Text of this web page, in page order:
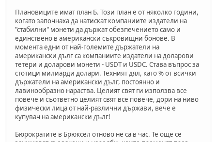
Плановиците имат план Б. Този план е от няколко години,
когато започнаха да натискат компаниите издатели на
"стабилни" монети да държат обезпечението само и
единствено в американски съкровищни бонове. В
момента едни от най-големите държатели на
американски дълг са компаниите издатели на доларови
тетери и доларови монети - USDT и USDC. Става въпрос за
стотици милиарди долари. Техният дял, като % от всички
държатели на американски дълг, постоянно и
лавинообразно нараства. Целият свят ги използва все
повече и съответно целият свят все повече, дори на ниво
физически лица от най-различни държави, вече е
купувач на американски дълг!
Бюрократите в Брюксел отново не са в час. Те още се